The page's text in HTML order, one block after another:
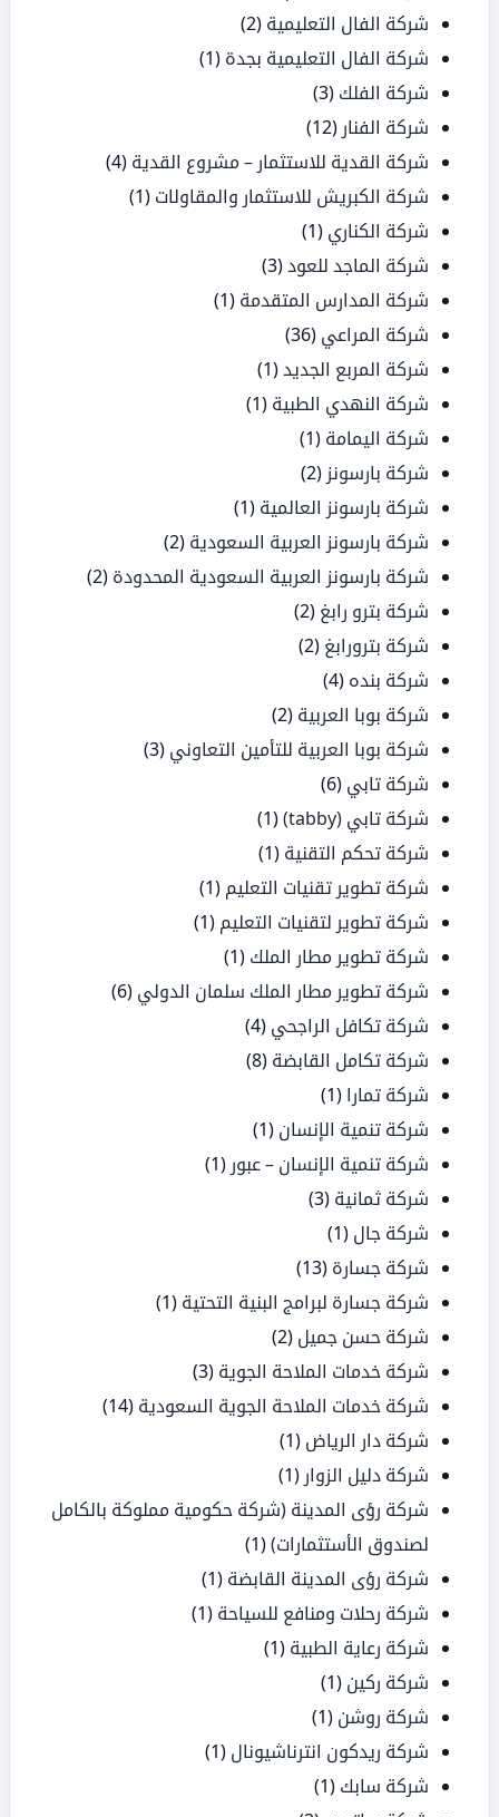
شركة الفال التعليمية (2)
شركة الفال التعليمية بجدة (1)
شركة الفلك (3)
شركة الفنار (12)
شركة القدية للاستثمار – مشروع القدية (4)
شركة الكبريش للاستثمار والمقاولات (1)
شركة الكناري (1)
شركة الماجد للعود(3)
شركة المدارس المتقدمة (1)
شركة المراعي (36)
شركة المربع الجديد(1)
شركة النهدي الطبية (1)
شركة اليمامة (1)
شركة بارسونز (2)
شركة بارسونز العالمية (1)
شركة بارسونز العربية السعودية (2)
شركة بارسونز العربية السعودية المحدودة (2)
شركة بترو رابغ (2)
شركة بترورابغ (2)
شركة بنده (4)
شركة بوبا العربية (2)
شركة بوبا العربية للتأمين التعاوني (3)
شركة تابي (6)
شركة تابي (tabby)
(1)
شركة تحكم التقنية (1)
شركة تطوير تقنيات التعليم (1)
شركة تطوير لتقنيات التعليم (1)
شركة تطوير مطار الملك (1)
شركة تطوير مطار الملك سلمان الدولي (6)
شركة تكافل الراجحي (4)
شركة تكامل القابضة (8)
شركة تمارا (1)
شركة تنمية الإنسان (1)
شركة تنمية الإنسان – عبور (1)
شركة ثمانية (3)
شركة جال (1)
شركة جسارة (13)
شركة جسارة لبرامج البنية التحتية (1)
شركة حسن جميل (2)
شركة خدمات الملاحة الجوية (3)
شركة خدمات الملاحة الجوية السعودية (14)
شركة دار الرياض (1)
شركة دليل الزوار (1)
شركة رؤى المدينة (شركة حكومية مملوكة بالكامل
لصندوق الأستثمارات)(1)
شركة رؤى المدينة القابضة (1)
شركة رحلات ومنافع للسياحة (1)
شركة رعاية الطبية (1)
شركة ركين (1)
شركة روشن (1)
شركة ريدكون انترناشيونال (1)
شركة سابك (1)